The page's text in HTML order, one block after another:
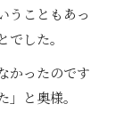
うこともあっ
した。
かったのです
と奥様。